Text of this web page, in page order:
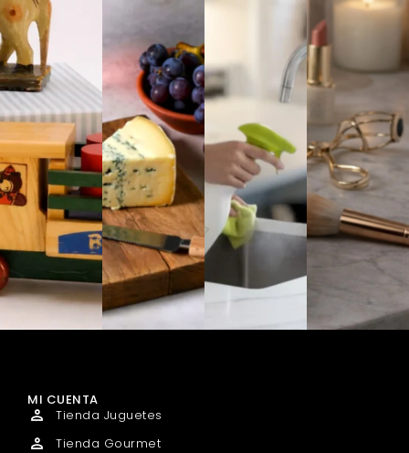
MI CUENTA
Tienda Juguetes
Tienda Gourmet